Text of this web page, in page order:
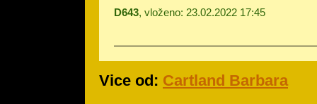
D643, vloženo: 23.02.2022 17:45
Vice od: Cartland Barbara